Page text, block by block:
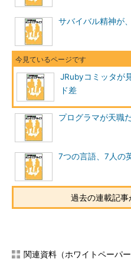
サバイバル精神が
JRubyコミッタが
ド差
プログラマが天職
7つの言語、7人の
過去の連載記
関連資料（ホワイトペーパー